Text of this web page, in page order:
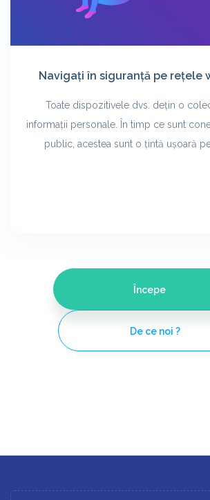
Navigați în siguranță pe rețele
Toate dispozitivele dvs. dețin o
informații personale. În timp ce sunt
public, acestea sunt o țintă ușoară
Începe
De ce noi ?